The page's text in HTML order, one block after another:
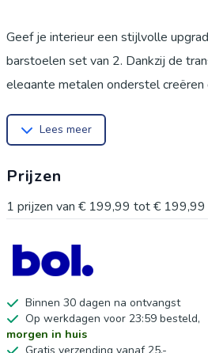
Geef je interieur een stijlvolle
barstoelen set van 2. Dankzij de
elegante metalen onderstel creëren
transparant design De acryl zitting
kleine als grote ruimtes. Het
naadloos aan bij moderne en
sterk metalen onderstel met een
Dit zorgt niet alleen voor stabiliteit,
uitstraling aan je keuken of bar.
voetensteun De geïntegreerde
comfort tijdens het zitten. Ideaal
Lees meer
Prijzen
1 prijzen van € 199,99 tot€ 199,99
Binnen 30 dagen na ontvangst
Op werkdagen voor 23:59 besteld,
morgen in huis